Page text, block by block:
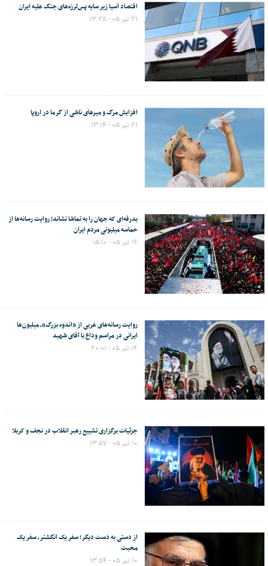
اقتصاد آسیا زیر سایه پس‌لرزه‌های جنگ علیه ایران
۲۱ تیر ۰۵ - ۱۳:۲۵
افزایش مرگ و میرهای ناشی از گرما در اروپا
۲۱ تیر ۰۵ - ۱۳:۱۴
بدرقه‌ای که جهان را به تماشا نشاند؛ روایت رسانه‌ها از
حماسه میلیونی مردم ایران
۱۶ تیر ۰۵ - ۱۵:۱۰
روایت رسانه‌های غربی از «اندوه بزرگ»، میلیون‌ها
ایرانی در مراسم وداع با آقای شهید
۱۴ تیر ۰۵ - ۲۰:۰۱
جزئیات برگزاری تشییع رهبر انقلاب در نجف و کربلا
۱۰ تیر ۰۵ - ۱۳:۵۷
از دستی به دست دیگر؛ سفر یک انگشتر، سفر یک
محبت
۱۰ تیر ۰۵ - ۱۳:۵۴